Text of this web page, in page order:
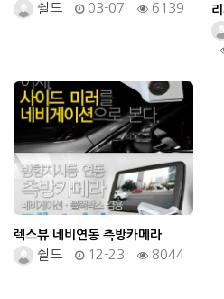
쉴드 03-07 6139
렉스뷰 네비연동 측방카메라
쉴드 12-23 8044